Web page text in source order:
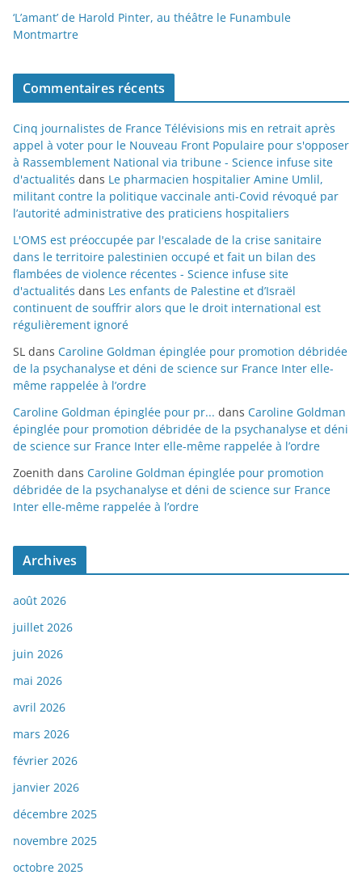
‘L’amant’ de Harold Pinter, au théâtre le Funambule
Montmartre
Commentaires récents
Cinq journalistes de France Télévisions mis en retrait après
appel à voter pour le Nouveau Front Populaire pour s'opposer
à Rassemblement National via tribune - Science infuse site
d'actualités dans Le pharmacien hospitalier Amine Umlil,
militant contre la politique vaccinale anti-Covid révoqué par
l’autorité administrative des praticiens hospitaliers
L'OMS est préoccupée par l'escalade de la crise sanitaire
dans le territoire palestinien occupé et fait un bilan des
flambées de violence récentes - Science infuse site
d'actualités dans Les enfants de Palestine et d’Israël
continuent de souffrir alors que le droit international est
régulièrement ignoré
SL dans Caroline Goldman épinglée pour promotion débridée
de la psychanalyse et déni de science sur France Inter elle-
même rappelée à l’ordre
Caroline Goldman épinglée pour pr... dans Caroline Goldman
épinglée pour promotion débridée de la psychanalyse et déni
de science sur France Inter elle-même rappelée à l’ordre
Zoenith dans Caroline Goldman épinglée pour promotion
débridée de la psychanalyse et déni de science sur France
Inter elle-même rappelée à l’ordre
Archives
août 2026
juillet 2026
juin 2026
mai 2026
avril 2026
mars 2026
février 2026
janvier 2026
décembre 2025
novembre 2025
octobre 2025